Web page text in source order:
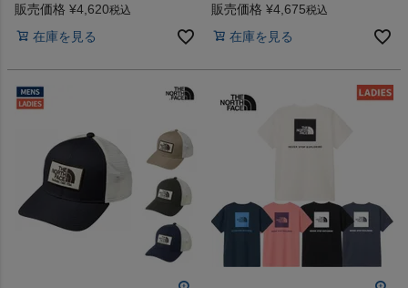
販売価格 ¥4,620税込
在庫を見る
販売価格 ¥4,675税込
在庫を見る